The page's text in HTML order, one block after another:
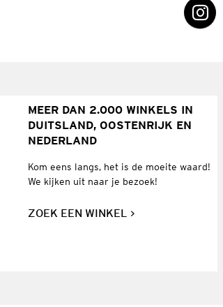
MEER DAN 2.000 WINKELS IN
DUITSLAND, OOSTENRIJK EN
NEDERLAND
Kom eens langs, het is de moeite waard!
We kijken uit naar je bezoek!
ZOEK EEN WINKEL